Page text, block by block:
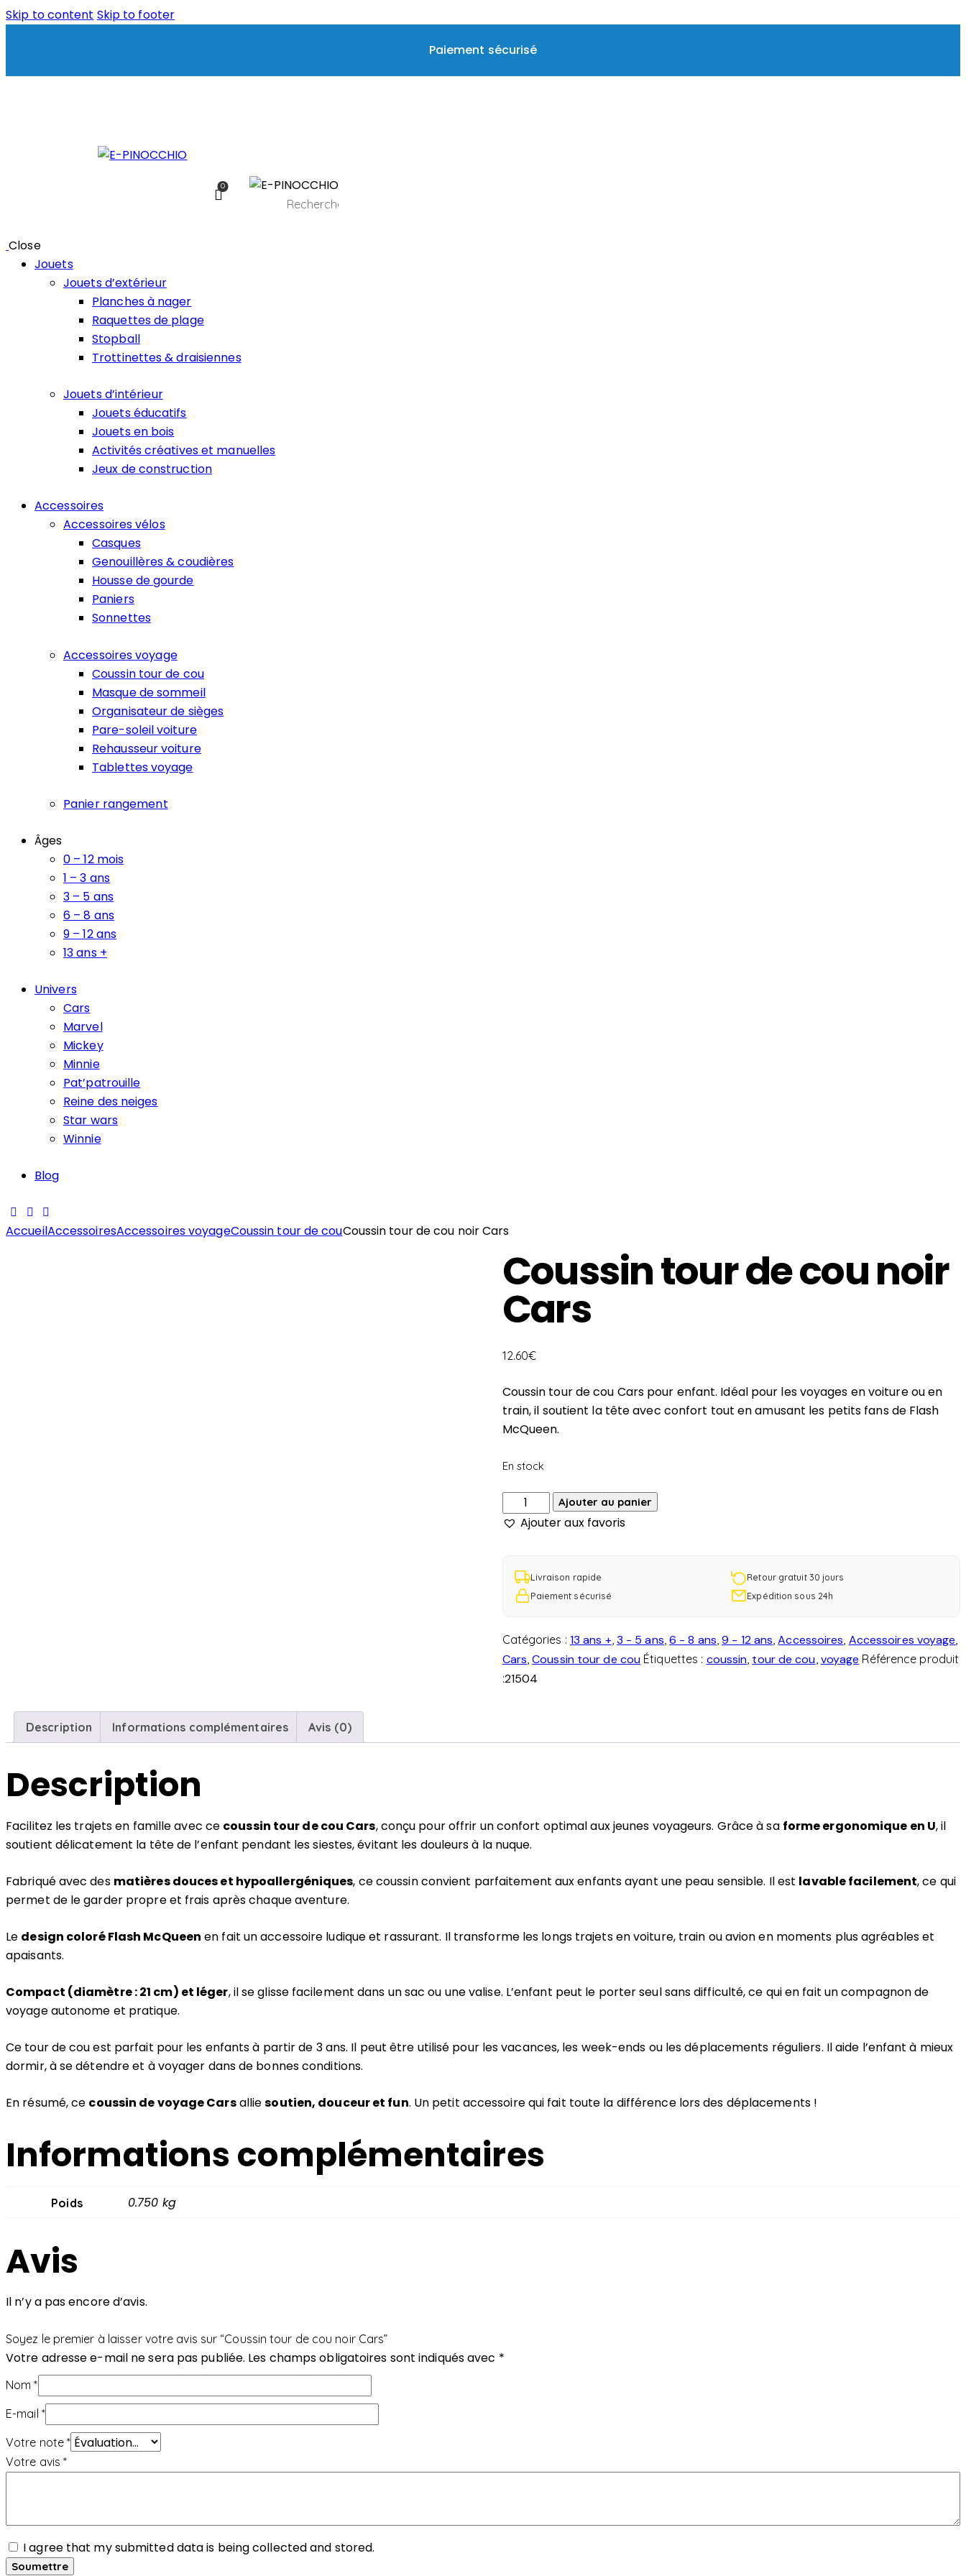
Skip to content Skip to footer
Paiement sécurisé
0
Close
Jouets
Jouets d’extérieur
Planches à nager
Raquettes de plage
Stopball
Trottinettes & draisiennes
Jouets d’intérieur
Jouets éducatifs
Jouets en bois
Activités créatives et manuelles
Jeux de construction
Accessoires
Accessoires vélos
Casques
Genouillères & coudières
Housse de gourde
Paniers
Sonnettes
Accessoires voyage
Coussin tour de cou
Masque de sommeil
Organisateur de sièges
Pare-soleil voiture
Rehausseur voiture
Tablettes voyage
Panier rangement
Âges
0 – 12 mois
1 – 3 ans
3 – 5 ans
6 – 8 ans
9 – 12 ans
13 ans +
Univers
Cars
Marvel
Mickey
Minnie
Pat’patrouille
Reine des neiges
Star wars
Winnie
Blog
AccueilAccessoiresAccessoires voyageCoussin tour de couCoussin tour de cou noir Cars
Coussin tour de cou noir
Cars
12.60€
Coussin tour de cou Cars pour enfant. Idéal pour les voyages en voiture ou en
train, il soutient la tête avec confort tout en amusant les petits fans de Flash
McQueen.
En stock
quantité
de
de
cou
Cars
Ajouter au panier
Ajouter aux favoris
Livraison rapide
Retour gratuit 30 jours
Paiement sécurisé
Expédition sous 24h
Catégories : 13 ans +, 3 - 5 ans, 6 - 8 ans,9 - 12 ans,Accessoires, Accessoires voyage,
Cars,Coussin tour de cou Étiquettes : coussin, tour de cou, voyage Référence produit
:21504
Description Informations complémentaires Avis (0)
Description
Facilitez les trajets en famille avec ce coussin tour de cou Cars, conçu pour offrir un confort optimal aux jeunes voyageurs. Grâce à sa forme ergonomique en U, il
soutient délicatement la tête de l’enfant pendant les siestes, évitant les douleurs à la nuque.
Fabriqué avec des matières douces et hypoallergéniques, ce coussin convient parfaitement aux enfants ayant une peau sensible. Il est lavable facilement, ce qui
permet de le garder propre et frais après chaque aventure.
Le design coloré Flash McQueen en fait un accessoire ludique et rassurant. Il transforme les longs trajets en voiture, train ou avion en moments plus agréables et
apaisants.
Compact (diamètre : 21 cm) et léger, il se glisse facilement dans un sac ou une valise. L’enfant peut le porter seul sans difficulté, ce qui en fait un compagnon de
voyage autonome et pratique.
Ce tour de cou est parfait pour les enfants à partir de 3 ans. Il peut être utilisé pour les vacances, les week-ends ou les déplacements réguliers. Il aide l’enfant à mieux
dormir, à se détendre et à voyager dans de bonnes conditions.
En résumé, ce coussin de voyage Carsalliesoutien, douceur et fun. Un petit accessoire qui fait toute la différence lors des déplacements !
Informations complémentaires
Poids 0.750 kg
Avis
Il n’y a pas encore d’avis.
Soyez le premier à laisser votre avis sur “Coussin tour de cou noir Cars”
Votre adresse e-mail ne sera pas publiée. Les champs obligatoires sont indiqués avec *
Nom*
E-mail *
Votre note*
Votre avis*
I agree that my submitted data is being collected and stored.